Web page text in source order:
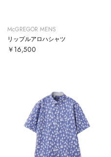
McGREGOR MENS
リップルアロハシャツ
￥16,500